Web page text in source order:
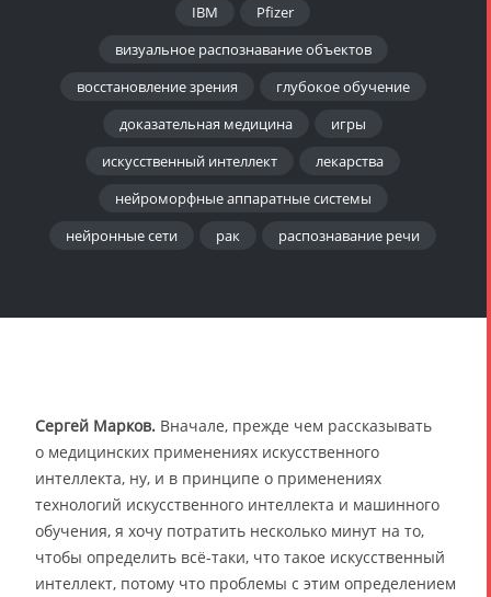
IBM
Pfizer
визуальное распознавание объектов
восстановление зрения
глубокое обучение
доказательная медицина
игры
искусственный интеллект
лекарства
нейроморфные аппаратные системы
нейронные сети
рак распознавание речи
Сергей Марков. Вначале, прежде чем рассказывать
о медицинских применениях искусственного
интеллекта, ну, и в принципе о применениях
технологий искусственного интеллекта и машинного
обучения, я хочу потратить несколько минут на то,
чтобы определить всё-таки, что такое искусственный
интеллект, потому что проблемы с этим определением